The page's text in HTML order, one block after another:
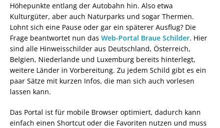
Höhepunkte entlang der Autobahn hin. Also etwa
Kulturgüter, aber auch Naturparks und sogar Thermen.
Lohnt sich eine Pause oder gar ein späterer Ausflug? Die
Frage beantwortet nun das Web-Portal Braue Schilder. Hier
sind alle Hinweisschilder aus Deutschland, Österreich,
Belgien, Niederlande und Luxemburg bereits hinterlegt,
weitere Länder in Vorbereitung. Zu jedem Schild gibt es ein
paar Sätze mit kurzen Infos, die man sich auch vorlesen
lassen kann.
Das Portal ist für mobile Browser optimiert, dadurch kann
einfach einen Shortcut oder die Favoriten nutzen und muss